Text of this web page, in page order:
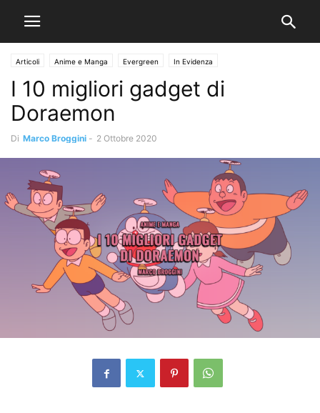
Articoli Anime e Manga Evergreen In Evidenza
I 10 migliori gadget di
Doraemon
Di Marco Broggini - 2 Ottobre 2020